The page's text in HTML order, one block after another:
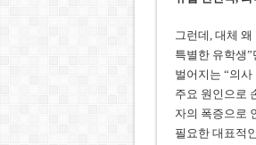
그런데, 대체
특별한 유학생
벌어지는 “의
주요 원인으로
자의 폭증으로
필요한 대표적